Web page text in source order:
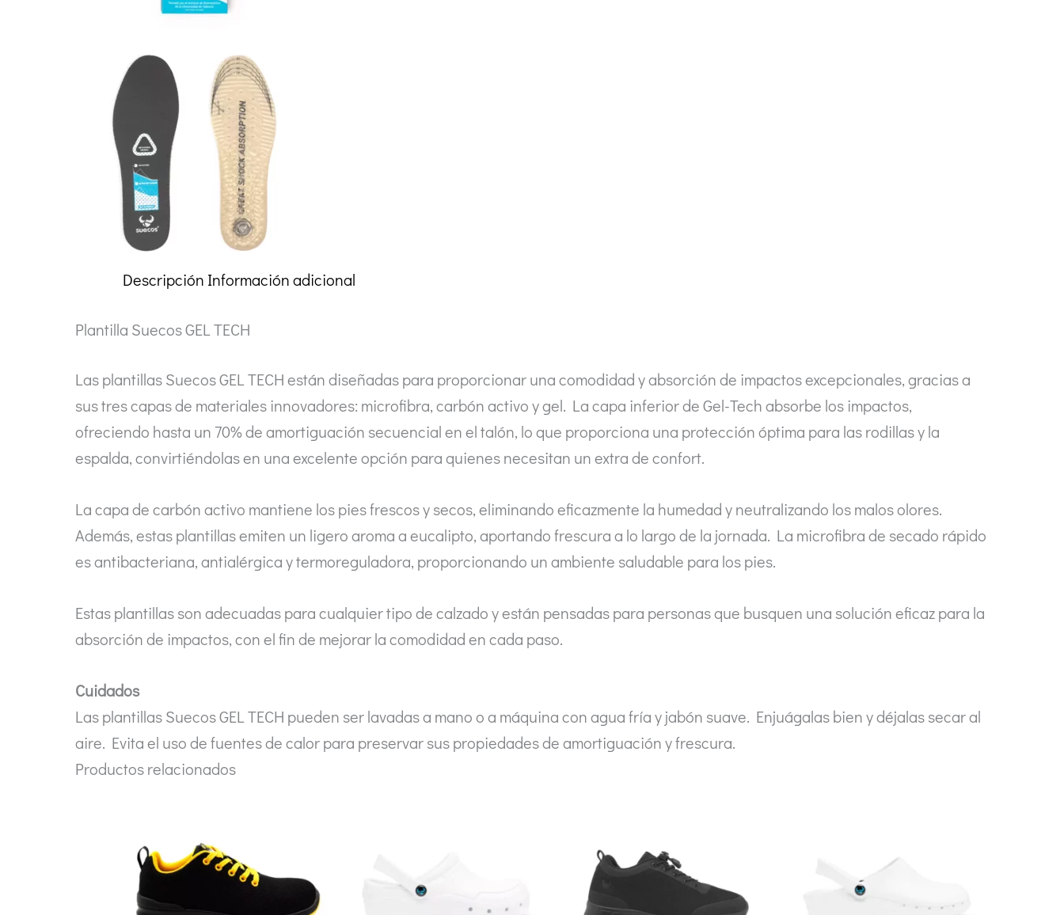
Descripción Información adicional
Plantilla Suecos GEL TECH
Las plantillas Suecos GEL TECH están diseñadas para proporcionar una comodidad y absorción de impactos excepcionales, gracias a
sus tres capas de materiales innovadores: microfibra, carbón activo y gel. La capa inferior de Gel-Tech absorbe los impactos,
ofreciendo hasta un 70% de amortiguación secuencial en el talón, lo que proporciona una protección óptima para las rodillas y la
espalda, convirtiéndolas en una excelente opción para quienes necesitan un extra de confort.
La capa de carbón activo mantiene los pies frescos y secos, eliminando eficazmente la humedad y neutralizando los malos olores.
Además, estas plantillas emiten un ligero aroma a eucalipto, aportando frescura a lo largo de la jornada. La microfibra de secado rápido
es antibacteriana, antialérgica y termoreguladora, proporcionando un ambiente saludable para los pies.
Estas plantillas son adecuadas para cualquier tipo de calzado y están pensadas para personas que busquen una solución eficaz para la
absorción de impactos, con el fin de mejorar la comodidad en cada paso.
Cuidados
Las plantillas Suecos GEL TECH pueden ser lavadas a mano o a máquina con agua fría y jabón suave. Enjuágalas bien y déjalas secar al
aire. Evita el uso de fuentes de calor para preservar sus propiedades de amortiguación y frescura.
Productos relacionados